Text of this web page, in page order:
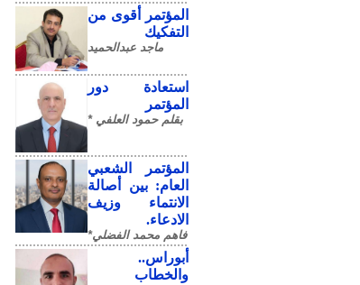
المؤتمر أقوى من
التفكيك
ماجد عبدالحميد
استعادة دور
المؤتمر
بقلم حمود العلفي *
المؤتمر الشعبي
العام: بين أصالة
الانتماء وزيف
الادعاء.
فاهم محمد الفضلي*
أبوراس..
والخطاب